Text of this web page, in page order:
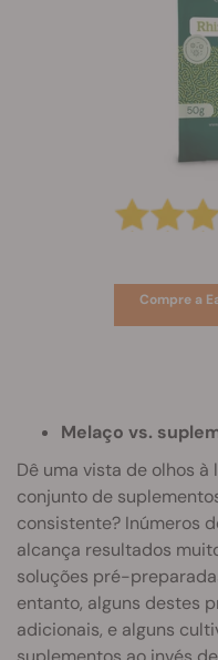
Compre a
Melaço vs.
Dê uma vista de olhos
conjunto de
consistente? Inúmeros
alcança resultados
soluções pré-
entanto, alguns destes
adicionais, e alguns